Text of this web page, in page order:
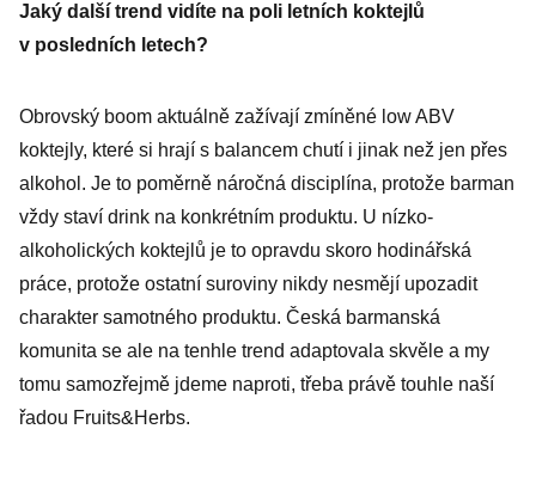
Jaký další trend vidíte na poli letních koktejlů
v posledních letech?
Obrovský boom aktuálně zažívají zmíněné low ABV
koktejly, které si hrají s balancem chutí i jinak než jen přes
alkohol. Je to poměrně náročná disciplína, protože barman
vždy staví drink na konkrétním produktu. U nízko­
alkoholických koktejlů je to opravdu skoro hodinářská
práce, protože ostatní suroviny nikdy nesmějí upozadit
charakter samotného produktu. Česká barmanská
komunita se ale na tenhle trend adaptovala skvěle a my
tomu samozřejmě jdeme naproti, třeba právě touhle naší
řadou ­Fruits&Herbs.